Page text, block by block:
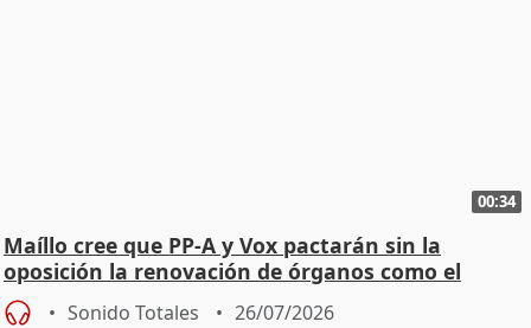
00:34
Maíllo cree que PP-A y Vox pactarán sin la
oposición la renovación de órganos como el
Defensor
Sonido Totales 26/07/2026